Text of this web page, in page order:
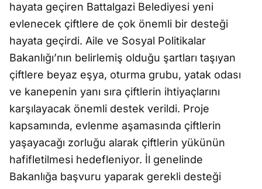
hayata geçiren Battalgazi Belediyesi yeni
evlenecek çiftlere de çok önemli bir desteği
hayata geçirdi. Aile ve Sosyal Politikalar
Bakanlığı’nın belirlemiş olduğu şartları taşıyan
çiftlere beyaz eşya, oturma grubu, yatak odası
ve kanepenin yanı sıra çiftlerin ihtiyaçlarını
karşılayacak önemli destek verildi. Proje
kapsamında, evlenme aşamasında çiftlerin
yaşayacağı zorluğu alarak çiftlerin yükünün
hafifletilmesi hedefleniyor. İl genelinde
Bakanlığa başvuru yaparak gerekli desteği